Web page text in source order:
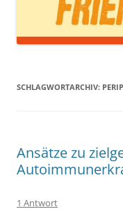
SCHLAGWORTARCHIV:
Ansätze zu
1 Antwort